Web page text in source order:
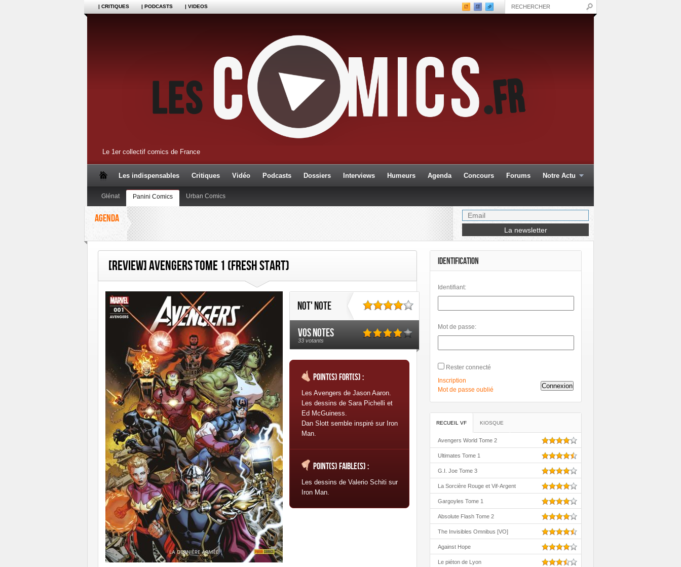
| CRITIQUES | PODCASTS | VIDEOS
Le 1er collectif comics de France
Les indispensables Critiques Vidéo Podcasts Dossiers Interviews Humeurs Agenda Concours Forums Notre Actu
Glénat Panini Comics Urban Comics
AGENDA
[Review] Avengers Tome 1 (Fresh Start)
Not' note
Vos notes
33 votants
Point(s) fort(s) :
Les Avengers de Jason Aaron.
Les dessins de Sara Pichelli et
Ed McGuiness.
Dan Slott semble inspiré sur Iron
Man.
Point(s) faible(s) :
Les dessins de Valerio Schiti sur
Iron Man.
IDENTIFICATION
Identifiant:
Mot de passe:
Rester connecté
Connexion
Inscription
Mot de passe oublié
RECUEIL VF KIOSQUE
Avengers World Tome 2
Ultimates Tome 1
G.I. Joe Tome 3
La Sorcière Rouge et Vif-Argent
Gargoyles Tome 1
Absolute Flash Tome 2
The Invisibles Omnibus [VO]
Against Hope
Le piéton de Lyon